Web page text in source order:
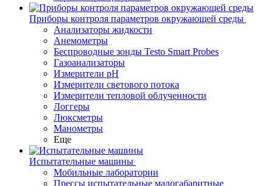
Приборы контроля параметров окружающей среды
Анализаторы жидкости
Анемометры
Беспроводные зонды Testo Smart Probes
Газоанализаторы
Измерители pH
Измерители светового потока
Измерители тепловой облученности
Логгеры
Люксметры
Манометры
Еще
Испытательные машины
Мобильные лаборатории
Прессы испытательные малогабаритные